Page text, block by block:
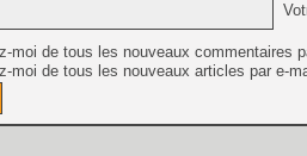
moi de tous les nouveaux commentaires
moi de tous les nouveaux articles par e-